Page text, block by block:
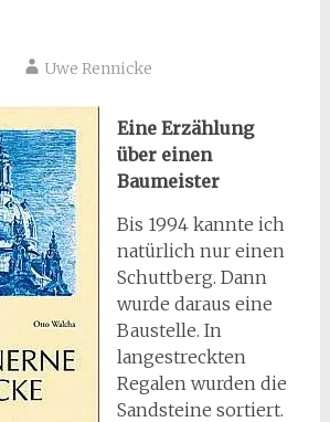
Uwe Rennicke
Eine Erzählung
über einen
Baumeister
Bis 1994 kannte ich
natürlich nur einen
Schuttberg. Dann
wurde daraus eine
Baustelle. In
langestreckten
Regalen wurden die
Sandsteine sortiert.